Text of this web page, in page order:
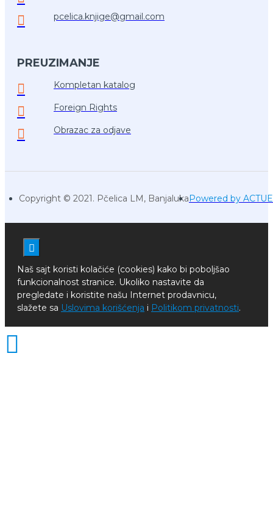
pcelica.knjige@gmail.com
PREUZIMANJE
Kompletan katalog
Foreign Rights
Obrazac za odjave
Copyright © 2021. Pčelica LM, BanjalukaPowered by
Naš sajt koristi kolačiće (cookies) kako bi poboljšao
funkcionalnost stranice. Ukoliko nastavite da
pregledate i koristite našu Internet prodavnicu,
slažete sa Uslovima korišćenja i Politikom privatnosti.